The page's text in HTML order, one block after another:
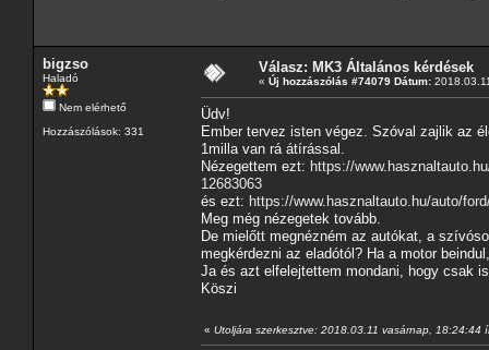
bigzso
Haladó
Nem elérhető
Hozzászólások: 331
Válasz: MK3 Általános kérdések
« Új hozzászólás #74079 Dátum:
Üdv!
Ember tervez isten végez. Szóval zajlik az
1milla van rá átírással.
Nézegettem ezt: https://
12683063
és ezt: https://www.hasznaltauto.hu/auto/
Meg még nézegetek tovább.
De mielőtt megnézném az autókat, a
megkérdezni az eladótól? Ha a motor
Ja és azt elfelejtettem mondani, hogy csak
Köszi
« Utoljára szerkesztve: 2018.03.11 vasárnap, 18:24:44